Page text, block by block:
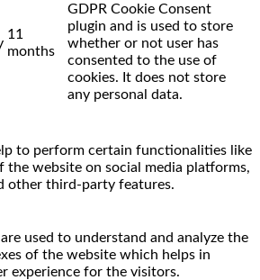
11
months
GDPR Cookie Consent
plugin and is used to store
whether or not user has
consented to the use of
cookies. It does not store
any personal data.
to perform certain functionalities like
the website on social media platforms,
other third-party features.
used to understand and analyze the
of the website which helps in
experience for the visitors.